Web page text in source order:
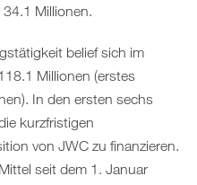
Millionen.
belief sich im
Millionen (erstes
In den ersten sechs
kurzfristigen
von JWC zu finanzieren.
seit dem 1. Januar